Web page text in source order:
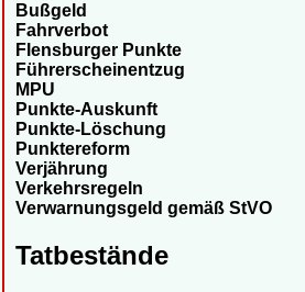
Bußgeld
Fahrverbot
Flensburger Punkte
Führerscheinentzug
MPU
Punkte-Auskunft
Punkte-Löschung
Punktereform
Verjährung
Verkehrsregeln
Verwarnungsgeld gemäß StVO
Tatbestände